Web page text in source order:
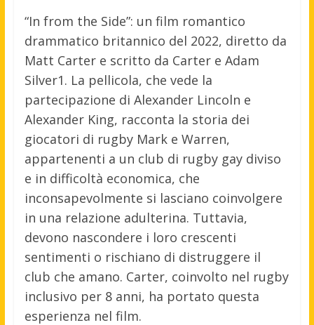
“In from the Side”: un film romantico
drammatico britannico del 2022, diretto da
Matt Carter e scritto da Carter e Adam
Silver1. La pellicola, che vede la
partecipazione di Alexander Lincoln e
Alexander King, racconta la storia dei
giocatori di rugby Mark e Warren,
appartenenti a un club di rugby gay diviso
e in difficoltà economica, che
inconsapevolmente si lasciano coinvolgere
in una relazione adulterina. Tuttavia,
devono nascondere i loro crescenti
sentimenti o rischiano di distruggere il
club che amano. Carter, coinvolto nel rugby
inclusivo per 8 anni, ha portato questa
esperienza nel film.